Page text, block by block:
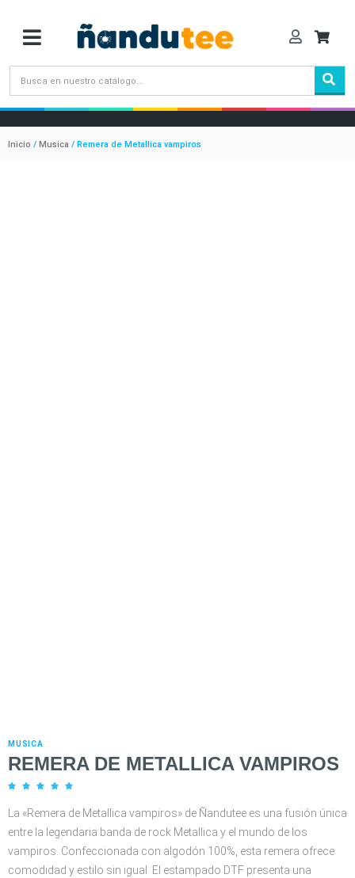
Inicio / Musica / Remera de Metallica vampiros
MUSICA
REMERA DE METALLICA VAMPIROS
    
La «Remera de Metallica vampiros» de Ñandutee es una fusión única
entre la legendaria banda de rock Metallica y el mundo de los
vampiros. Confeccionada con algodón 100%, esta remera ofrece
comodidad y estilo sin igual. El estampado DTF presenta una